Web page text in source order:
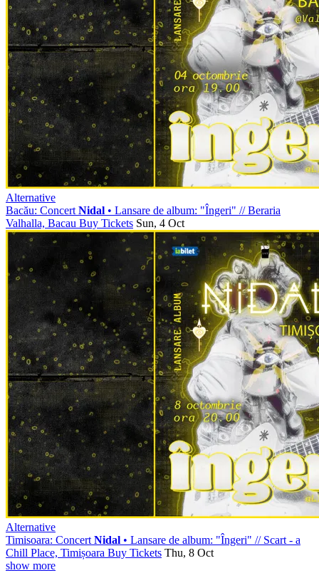
Alternative
Bacău: Concert Nidal • Lansare de album: "Îngeri" //Beraria
Valhalla, Bacau Buy Tickets Sun, 4 Oct
Alternative
Timisoara: Concert Nidal • Lansare de album: "Îngeri" //Scart - a
Chill Place, Timișoara Buy Tickets Thu, 8 Oct
show more